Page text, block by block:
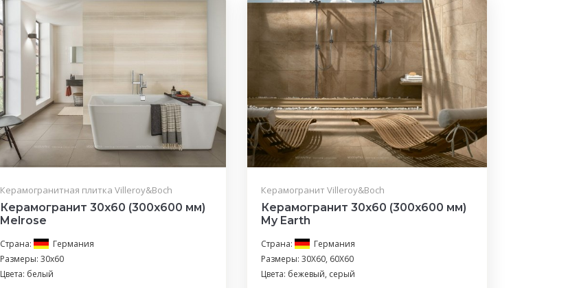
Керамогранитная плитка Villeroy&Boch
Керамогранит 30x60 (300x600 мм)
Melrose
Страна:
Германия
Размеры: 30x60
Цвета: белый
Керамогранит Villeroy&Boch
Керамогранит 30x60 (300x600 мм)
My Earth
Страна:
Германия
Размеры: 30X60, 60X60
Цвета: бежевый, серый